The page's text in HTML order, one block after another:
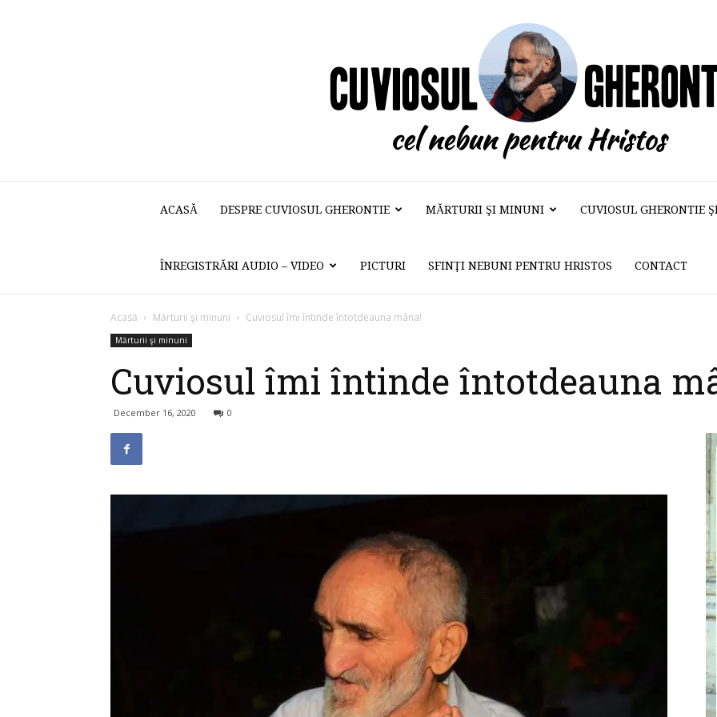
Cuviosul
ACASĂ DESPRE CUVIOSUL GHERONTIE MĂRTURII ŞI MINUNI CUVIOSUL GHERONTIE
ÎNREGISTRĂRI AUDIO – VIDEO PICTURI SFINŢI NEBUNI PENTRU HRISTOS CONTACT
Acasă Mărturii şi minuni Cuviosul îmi întinde întotdeauna mâna!
Mărturii şi minuni
Cuviosul îmi întinde întotdeauna
December 16, 2020 0